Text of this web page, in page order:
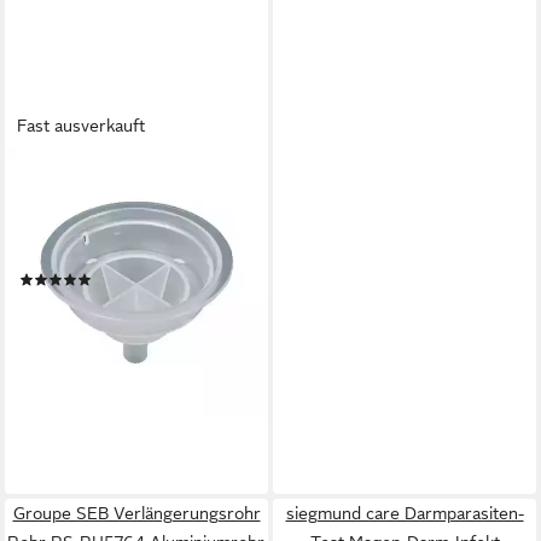
Fast ausverkauft
Trichter Entkalkungstrichter
MS623953, für
Kaffeemaschine Dolce Gusto
(1)
13,34 €
lieferbar - in 3-4 Werktagen bei dir
Groupe SEB Verlängerungsrohr
siegmund care Darmparasiten-